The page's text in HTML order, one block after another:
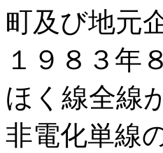
町及び地元
１９８３年
ほく線全線
非電化単線